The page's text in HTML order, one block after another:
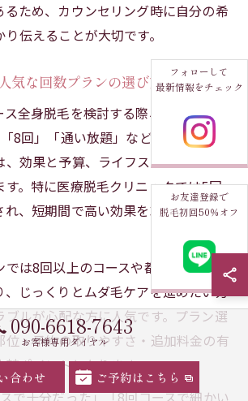
ため、カウンセリング時に自分の希
伝えることが大切です。
気な回数プランの選び方
全身脱毛を検討する際、人気の回数
8回」「通い放題」などが主流です。
、効果と予算、ライフスタイルに合わ
。特に医療脱毛クリニックでは5回
れ、短期間で高い効果を求める方に支
は8回以上のコースや都度払いも多
、じっくりとムダ毛ケアを進めたい方
ルが心配な方に人気です。プラン選
位・予約の取りやすさ・追加料金の有
較ポイントとなります。
で十分だった」「8回コースで細かい
フォローして
最新情報をチェック
お友達登録で
脱毛初回50％オフ
090-6618-7643
お客様専用ダイヤル
合わせ ご予約はこちら